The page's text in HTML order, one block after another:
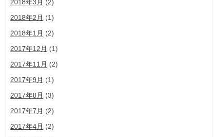
2018年3月 (2)
2018年2月 (1)
2018年1月 (2)
2017年12月 (1)
2017年11月 (2)
2017年9月 (1)
2017年8月 (3)
2017年7月 (2)
2017年4月 (2)